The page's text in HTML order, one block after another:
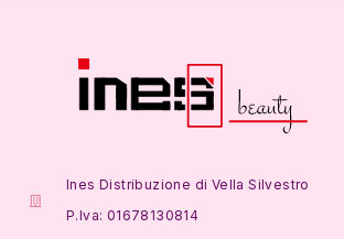
Ines Distribuzione di Vella Silvestro
P.Iva: 01678130814